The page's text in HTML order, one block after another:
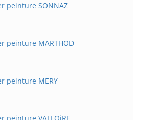
peinture SONNAZ
peinture MARTHOD
peinture MERY